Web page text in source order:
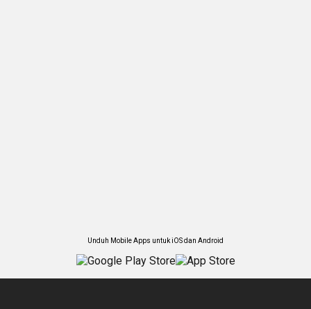
Unduh Mobile Apps untuk iOS dan Android